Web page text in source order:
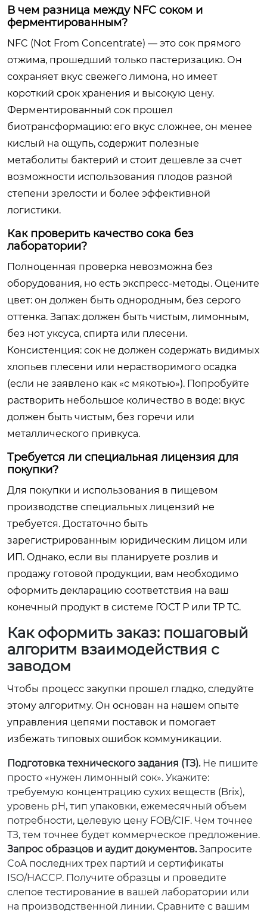
В чем разница между NFC соком и
ферментированным?
NFC (Not From Concentrate) — это сок прямого
отжима, прошедший только пастеризацию. Он
сохраняет вкус свежего лимона, но имеет
короткий срок хранения и высокую цену.
Ферментированный сок прошел
биотрансформацию: его вкус сложнее, он менее
кислый на ощупь, содержит полезные
метаболиты бактерий и стоит дешевле за счет
возможности использования плодов разной
степени зрелости и более эффективной
логистики.
Как проверить качество сока без
лаборатории?
Полноценная проверка невозможна без
оборудования, но есть экспресс-методы. Оцените
цвет: он должен быть однородным, без серого
оттенка. Запах: должен быть чистым, лимонным,
без нот уксуса, спирта или плесени.
Консистенция: сок не должен содержать видимых
хлопьев плесени или нерастворимого осадка
(если не заявлено как «с мякотью»). Попробуйте
растворить небольшое количество в воде: вкус
должен быть чистым, без горечи или
металлического привкуса.
Требуется ли специальная лицензия для
покупки?
Для покупки и использования в пищевом
производстве специальных лицензий не
требуется. Достаточно быть
зарегистрированным юридическим лицом или
ИП. Однако, если вы планируете розлив и
продажу готовой продукции, вам необходимо
оформить декларацию соответствия на ваш
конечный продукт в системе ГОСТ Р или ТР ТС.
Как оформить заказ: пошаговый
алгоритм взаимодействия с
заводом
Чтобы процесс закупки прошел гладко, следуйте
этому алгоритму. Он основан на нашем опыте
управления цепями поставок и помогает
избежать типовых ошибок коммуникации.
Подготовка технического задания (ТЗ).Не пишите
просто «нужен лимонный сок». Укажите:
требуемую концентрацию сухих веществ (Brix),
уровень pH, тип упаковки, ежемесячный объем
потребности, целевую цену FOB/CIF. Чем точнее
ТЗ, тем точнее будет коммерческое предложение.
Запрос образцов и аудит документов.Запросите
CoA последних трех партий и сертификаты
ISO/HACCP. Получите образцы и проведите
слепое тестирование в вашей лаборатории или
на производственной линии. Сравните с вашим